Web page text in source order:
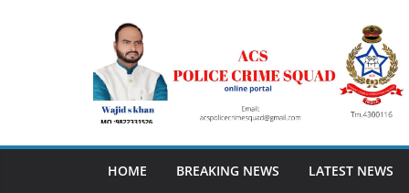
HOME BREAKING NEWS LATEST NEWS